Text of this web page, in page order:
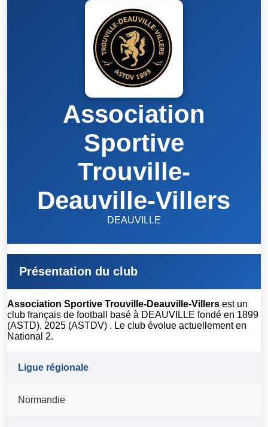
Association
Sportive
Trouville-
Deauville-Villers
DEAUVILLE
Présentation du club
Association Sportive Trouville-Deauville-Villers est un
club français de football basé à DEAUVILLE fondé en 1899
(ASTD), 2025 (ASTDV) . Le club évolue actuellement en
National 2.
Ligue régionale
Normandie